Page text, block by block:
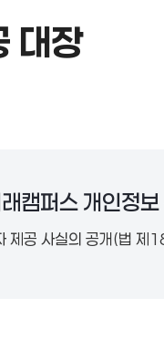
대장
캠퍼스 개인정
제공 사실의 공개(법 제